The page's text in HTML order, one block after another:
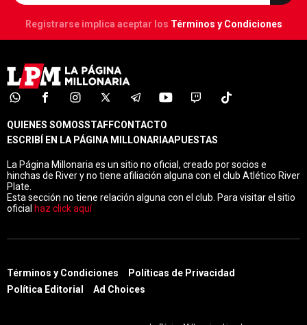
del colegiado de 43 años en el empate en el Gigante
Juan Ignacio Barbieri
02/02/2026 - 17:57hs ART
Seguí a LPM en Google!